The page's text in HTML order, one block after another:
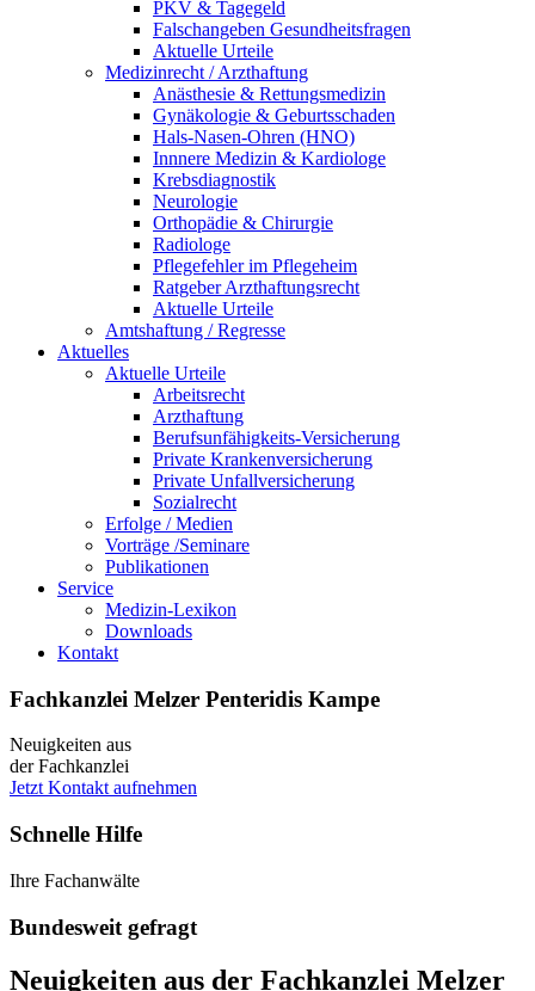
PKV & Tagegeld
Falschangeben Gesundheitsfragen
Aktuelle Urteile
Medizinrecht / Arzthaftung
Anästhesie & Rettungsmedizin
Gynäkologie & Geburtsschaden
Hals-Nasen-Ohren (HNO)
Innnere Medizin & Kardiologe
Krebsdiagnostik
Neurologie
Orthopädie & Chirurgie
Radiologe
Pflegefehler im Pflegeheim
Ratgeber Arzthaftungsrecht
Aktuelle Urteile
Amtshaftung / Regresse
Aktuelles
Aktuelle Urteile
Arbeitsrecht
Arzthaftung
Berufsunfähigkeits-Versicherung
Private Krankenversicherung
Private Unfallversicherung
Sozialrecht
Erfolge / Medien
Vorträge /Seminare
Publikationen
Service
Medizin-Lexikon
Downloads
Kontakt
Fachkanzlei Melzer Penteridis Kampe
Neuigkeiten aus
der Fachkanzlei
Jetzt Kontakt aufnehmen
Schnelle Hilfe
Ihre Fachanwälte
Bundesweit gefragt
Neuigkeiten aus der Fachkanzlei Melzer